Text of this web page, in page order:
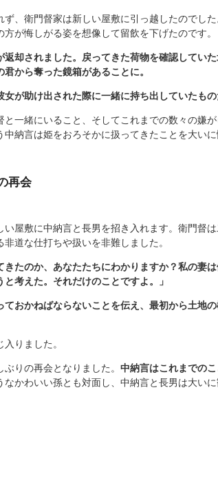
、衛門督家は新しい屋敷に引っ越したのでし
が悔しがる姿を想像して留飲を下げたのです。
却されました。戻ってきた荷物を確認してい
から奪った鏡箱があることに。
が助け出された際に一緒に持ち出していたもの
一緒にいること、そしてこれまでの数々の嫌
納言は姫をおろそかに扱ってきたことを大いに
再会
屋敷に中納言と長男を招き入れます。衛門督
道な仕打ちや扱いを非難しました。
きたのか、あなたたちにわかりますか？私の妻
考えた。それだけのことですよ。」
ておかねばならないことを伝え、最初から土地
りました。
りの再会となりました。 中納言はこれまでの
なかわいい孫とも対面し、中納言と長男は大い